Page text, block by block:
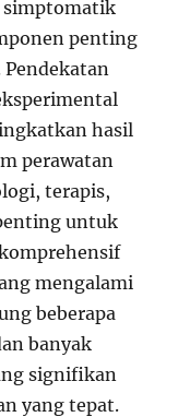
simptomatik
penting
Pendekatan
hasil
perawatan
terapis,
untuk
mengalami
beberapa
banyak
signifikan
yang tepat.